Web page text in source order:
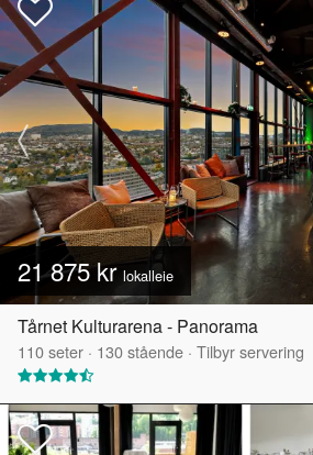
21 875 krlokalleie
Tårnet Kulturarena - Panorama
110seter · 130stående · Tilbyr servering